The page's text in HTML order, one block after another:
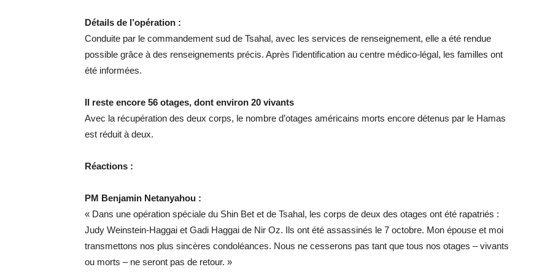
Détails de l’opération :
Conduite par le commandement sud de Tsahal, avec les services de renseignement, elle a été rendue
possible grâce à des renseignements précis. Après l’identification au centre médico-légal, les familles ont
été informées.
Il reste encore 56 otages, dont environ 20 vivants
Avec la récupération des deux corps, le nombre d’otages américains morts encore détenus par le Hamas
est réduit à deux.
Réactions :
PM Benjamin Netanyahou :
« Dans une opération spéciale du Shin Bet et de Tsahal, les corps de deux des otages ont été rapatriés :
Judy Weinstein-Haggai et Gadi Haggai de Nir Oz. Ils ont été assassinés le 7 octobre. Mon épouse et moi
transmettons nos plus sincères condoléances. Nous ne cesserons pas tant que tous nos otages – vivants
ou morts – ne seront pas de retour. »